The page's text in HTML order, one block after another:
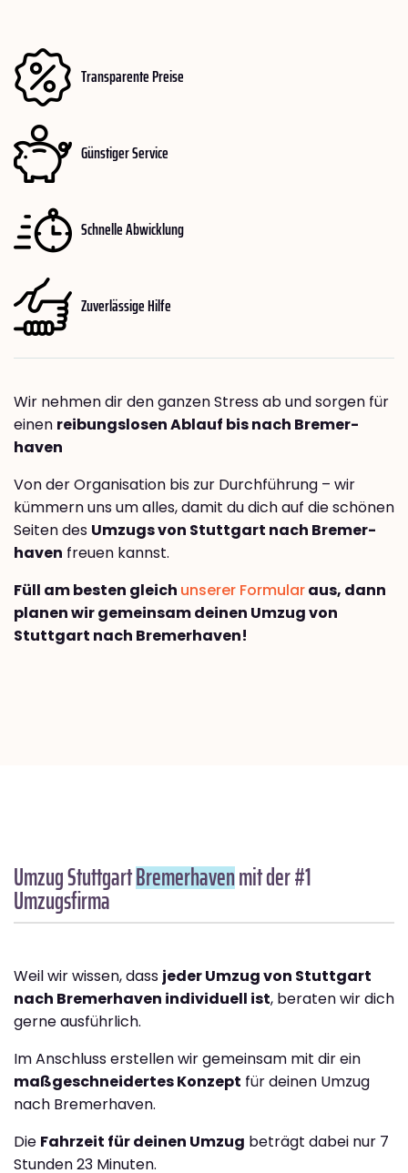
Transparente Preise
Günstiger Service
Schnelle Abwicklung
Zuverlässige Hilfe
Wir nehmen dir den ganzen Stress ab und sorgen für
einen reibungslosen Ablauf bis nach Bremer­
haven
Von der Organisation bis zur Durchführung – wir
kümmern uns um alles, damit du dich auf die schönen
Seiten des Umzugs von Stuttgart nach Bremer­
haven freuen kannst.
Füll am besten gleich unserer Formularaus, dann
planen wir gemeinsam deinen Umzug von
Stuttgart nach Bremer­haven!
Umzug StuttgartBremer­havenmit der #1
Umzugsfirma
Weil wir wissen, dass jeder Umzug von Stuttgart
nach Bremer­haven individuell ist, beraten wir dich
gerne ausführlich.
Im Anschluss erstellen wir gemeinsam mit dir ein
maßgeschneidertes Konzept für deinen Umzug
nach Bremer­haven.
Die Fahrzeit für deinen Umzug beträgt dabei nur 7
Stunden 23 Minuten.